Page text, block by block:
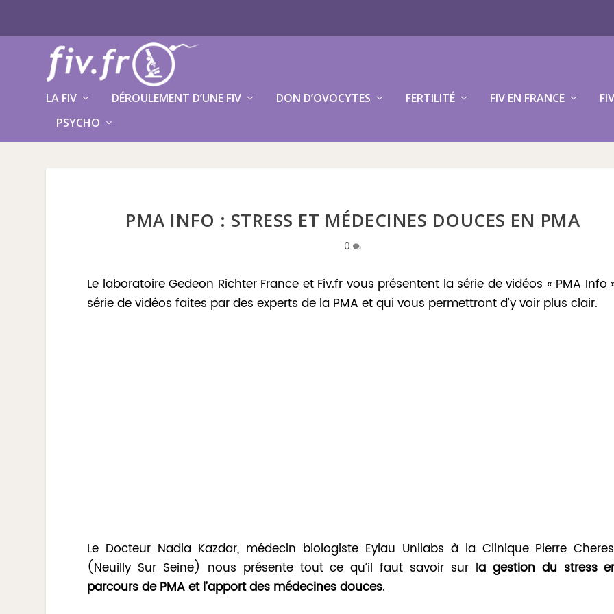
LA FIV DÉROULEMENT D’UNE FIV DON D’OVOCYTES FERTILITÉ FIV EN FRANCE
PSYCHO
PMA INFO : STRESS ET MÉDECINES DOUCES EN PMA
0
Le laboratoire Gedeon Richter France et Fiv.fr vous présentent la série de vidéos « PMA Info
série de vidéos faites par des experts de la PMA et qui vous permettront d’y voir plus clair.
Le Docteur Nadia Kazdar, médecin biologiste Eylau Unilabs à la Clinique Pierre
(Neuilly Sur Seine) nous présente tout ce qu’il faut savoir sur la gestion du stress
parcours de PMA et l’apport des médecines douces.